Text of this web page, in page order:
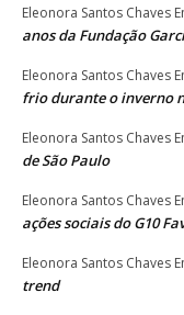
Eleonora Santos Chaves
anos da Fundação
Eleonora Santos Chaves
frio durante o inverno
Eleonora Santos Chaves
de São Paulo
Eleonora Santos Chaves
ações sociais do G10
Eleonora Santos Chaves
trend